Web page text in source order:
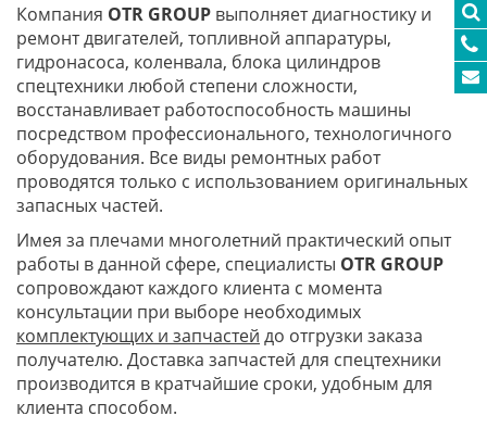
Компания OTR GROUP выполняет диагностику и
ремонт двигателей, топливной аппаратуры,
гидронасоса, коленвала, блока цилиндров
спецтехники любой степени сложности,
восстанавливает работоспособность машины
посредством профессионального, технологичного
оборудования. Все виды ремонтных работ
проводятся только с использованием оригинальных
запасных частей.
Имея за плечами многолетний практический опыт
работы в данной сфере, специалисты OTR GROUP
сопровождают каждого клиента с момента
консультации при выборе необходимых
комплектующих и запчастей до отгрузки заказа
получателю. Доставка запчастей для спецтехники
производится в кратчайшие сроки, удобным для
клиента способом.